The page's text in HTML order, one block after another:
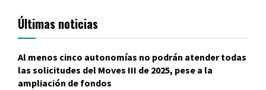
Últimas noticias
Al menos cinco autonomías no podrán atender todas
las solicitudes del Moves III de 2025, pese a la
ampliación de fondos